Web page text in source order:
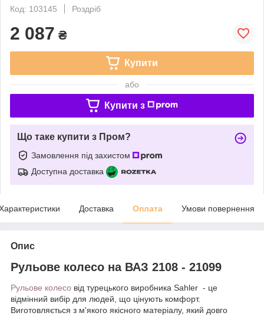
Код: 103145
Роздріб
2 087 ₴
Купити
або
Купити з
Що таке купити з Пром?
Замовлення під захистом
Доступна доставка
Доставка Оплата Умови повернення
Опис
Рульове колесо на ВАЗ 2108 - 21099
Рульове колесо від турецького виробника Sahler - це
відмінний вибір для людей, що цінують комфорт.
Виготовляється з м'якого якісного матеріалу, який довго